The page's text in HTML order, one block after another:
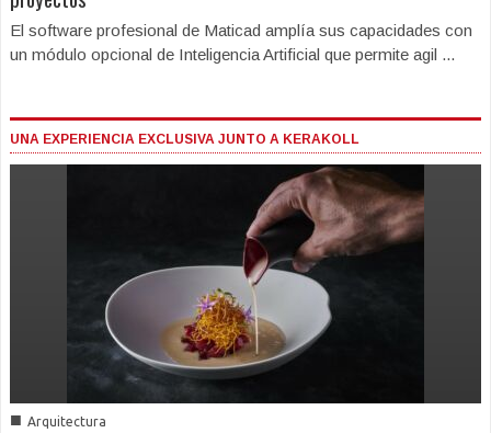
El software profesional de Maticad amplía sus capacidades con
un módulo opcional de Inteligencia Artificial que permite agil ...
UNA EXPERIENCIA EXCLUSIVA JUNTO A KERAKOLL
■ Arquitectura